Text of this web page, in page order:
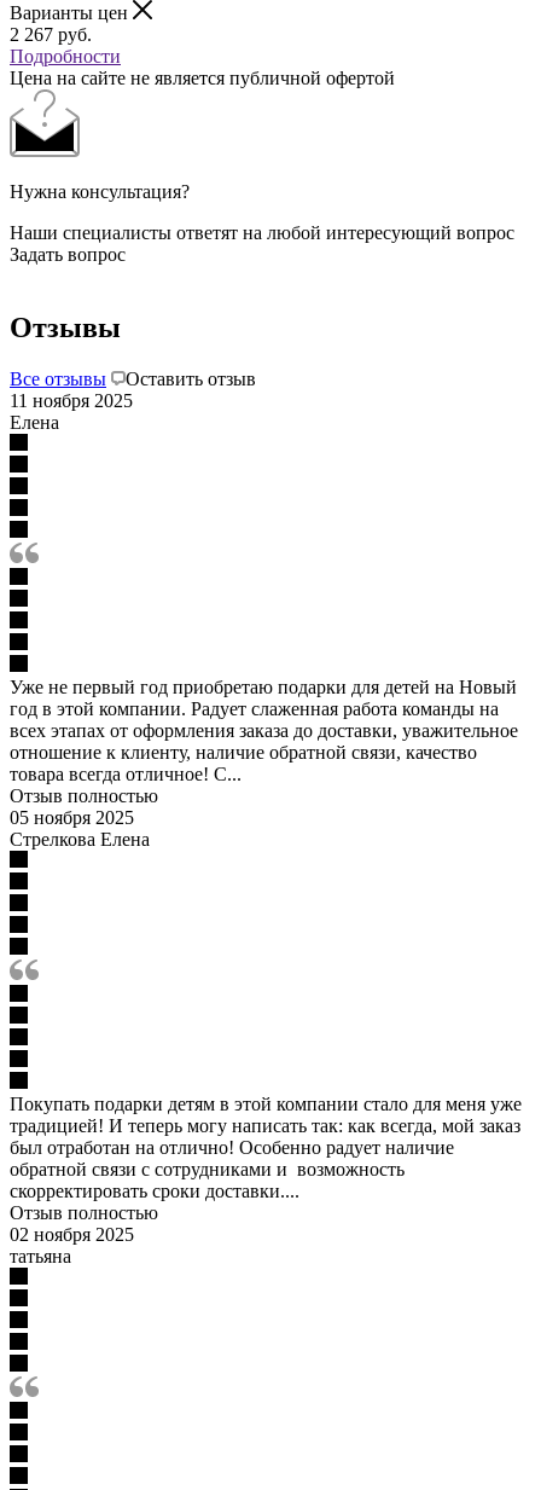
Варианты цен
2 267 руб.
Подробности
Цена на сайте не является публичной офертой
Нужна консультация?
Наши специалисты ответят на любой интересующий вопрос
Задать вопрос
Отзывы
Все отзывы
Оставить отзыв
11 ноября 2025
Елена
Уже не первый год приобретаю подарки для детей на Новый
год в этой компании. Радует слаженная работа команды на
всех этапах от оформления заказа до доставки, уважительное
отношение к клиенту, наличие обратной связи, качество
товара всегда отличное! С...
Отзыв полностью
05 ноября 2025
Стрелкова Елена
Покупать подарки детям в этой компании стало для меня уже
традицией! И теперь могу написать так: как всегда, мой заказ
был отработан на отлично! Особенно радует наличие
обратной связи с сотрудниками и возможность
скорректировать сроки доставки....
Отзыв полностью
02 ноября 2025
татьяна